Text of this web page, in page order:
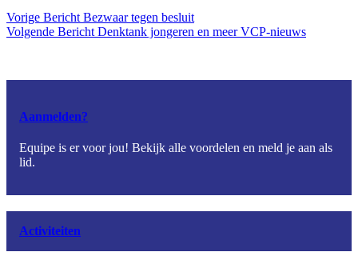
Vorige Bericht Bezwaar tegen besluit
Volgende Bericht Denktank jongeren en meer VCP-nieuws
Aanmelden?
Equipe is er voor jou! Bekijk alle voordelen en meld je aan als
lid.
Activiteiten